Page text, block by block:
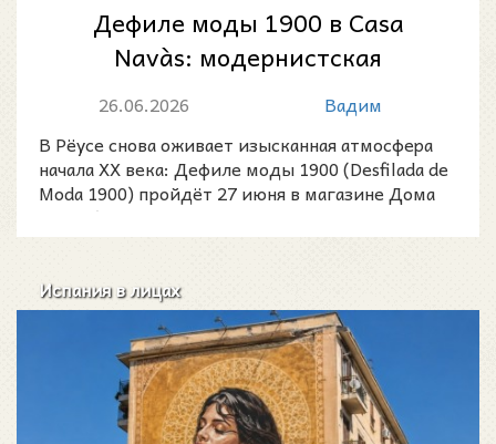
Дефиле моды 1900 в Casa
Navàs: модернистская
элегантность возвращается в
26.06.2026
Вадим
В Рёусе снова оживает изысканная атмосфера
начала XX века: Дефиле моды 1900 (Desfilada de
Moda 1900) пройдёт 27 июня в магазине Дома
Навас (Casa
Испания в лицах